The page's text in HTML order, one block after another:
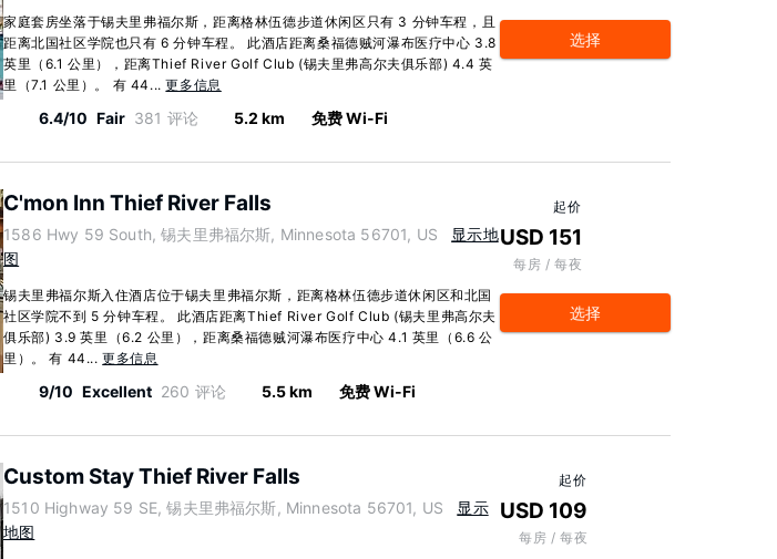
家庭套房坐落于锡夫里弗福尔斯，距离格林伍德步道休闲区只有 3 分钟车程，且
距离北国社区学院也只有 6 分钟车程。 此酒店距离桑福德贼河瀑布医疗中心 3.8
英里（6.1 公里），距离Thief River Golf Club (锡夫里弗高尔夫俱乐部) 4.4 英
里（7.1 公里）。 有 44...更多信息
6.4/10 Fair 381 评论 5.2 km 免费 Wi-Fi
选择
C'mon Inn Thief River Falls
1586 Hwy 59 South, 锡夫里弗福尔斯, Minnesota 56701, US
显示地
图
锡夫里弗福尔斯入住酒店位于锡夫里弗福尔斯，距离格林伍德步道休闲区和北国
社区学院不到 5 分钟车程。 此酒店距离Thief River Golf Club (锡夫里弗高尔夫
俱乐部) 3.9 英里（6.2 公里），距离桑福德贼河瀑布医疗中心 4.1 英里（6.6 公
里）。 有 44...更多信息
9/10 Excellent 260 评论 5.5 km 免费 Wi-Fi
起价
USD 151
每房 / 每夜
选择
Custom Stay Thief River Falls
1510 Highway 59 SE, 锡夫里弗福尔斯, Minnesota 56701, US
显示
地图
起价
USD 109
每房 / 每夜